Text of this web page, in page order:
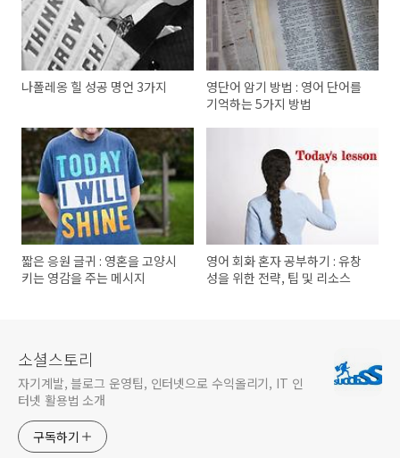
나폴레옹 힐 성공 명언 3가지
영단어 암기 방법 : 영어 단어를
기억하는 5가지 방법
짧은 응원 글귀 : 영혼을 고양시
키는 영감을 주는 메시지
영어 회화 혼자 공부하기 : 유창
성을 위한 전략, 팁 및 리소스
소셜스토리
자기계발, 블로그 운영팁, 인터넷으로 수익올리기, IT 인
터넷 활용법 소개
구독하기